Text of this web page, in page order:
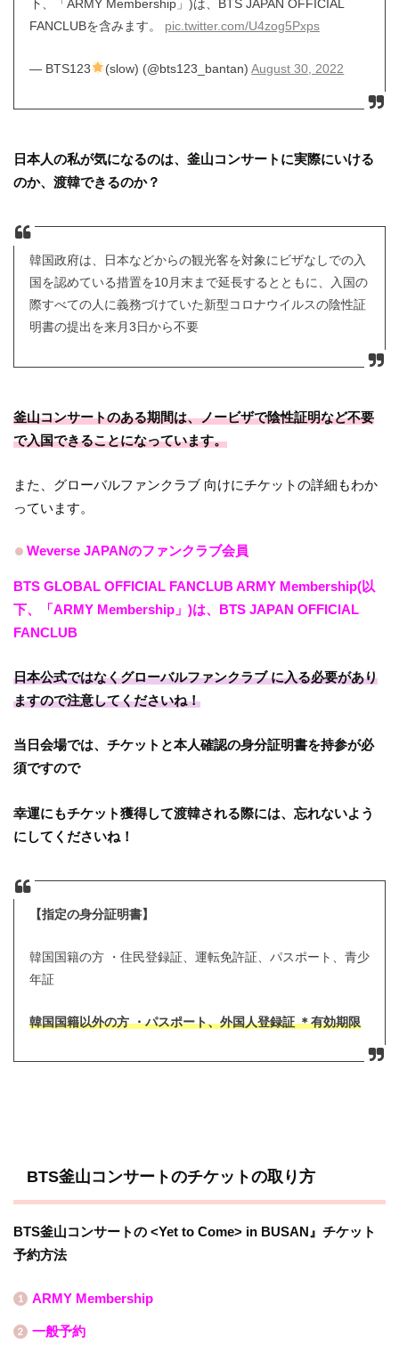
下、「ARMY Membership」)は、BTS JAPAN OFFICIAL
FANCLUBを含みます。 pic.twitter.com/U4zog5Pxps
— BTS123 (slow) (@bts123_bantan)August 30, 2022
日本人の私が気になるのは、釜山コンサートに実際にいける
のか、渡韓できるのか？
韓国政府は、日本などからの観光客を対象にビザなしでの入
国を認めている措置を10月末まで延長するとともに、入国の
際すべての人に義務づけていた新型コロナウイルスの陰性証
明書の提出を来月3日から不要
釜山コンサートのある期間は、ノービザで陰性証明など不要
で入国できることになっています。
また、グローバルファンクラブ 向けにチケットの詳細もわか
っています。
Weverse JAPANのファンクラブ会員
BTS GLOBAL OFFICIAL FANCLUB ARMY Membership(以
下、「ARMY Membership」)は、BTS JAPAN OFFICIAL
FANCLUB
日本公式ではなくグローバルファンクラブ に入る必要があり
ますので注意してくださいね！
当日会場では、チケットと本人確認の身分証明書を持参が必
須ですので
幸運にもチケット獲得して渡韓される際には、忘れないよう
にしてくださいね！
【指定の身分証明書】
韓国国籍の方・住民登録証、運転免許証、パスポート、青少
年証
韓国国籍以外の方・パスポート、外国人登録証 ＊有効期限
BTS釜山コンサートのチケットの取り方
BTS釜山コンサートの <Yet to Come> in BUSAN』チケット
予約方法
ARMY Membership
一般予約